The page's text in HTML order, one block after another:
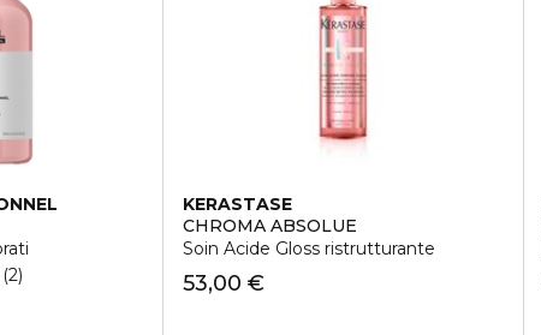
2
KERASTASE
CHROMA ABSOLUE
Soin Acide Gloss ristrutturante
53,00 €